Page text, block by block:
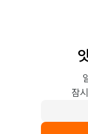
잠